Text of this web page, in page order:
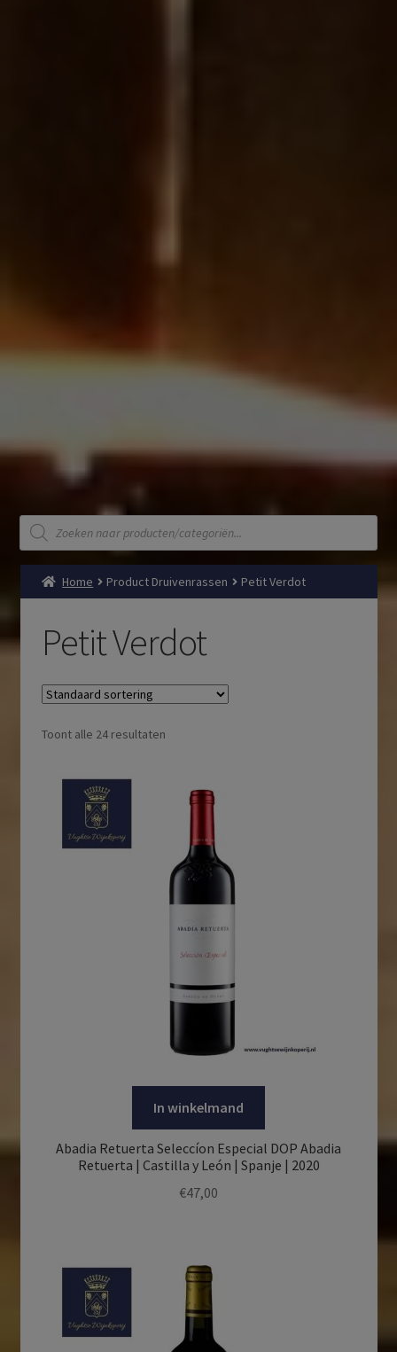
Producten
zoeken
Home Product Druivenrassen Petit Verdot
Petit Verdot
Toont alle 24 resultaten
In winkelmand
Abadia Retuerta Seleccíon Especial DOP Abadia
Retuerta | Castilla y León | Spanje | 2020
€47,00